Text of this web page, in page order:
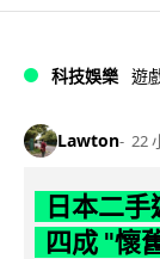
科技娛樂 遊
Lawton 22
日本二
四成 "懷